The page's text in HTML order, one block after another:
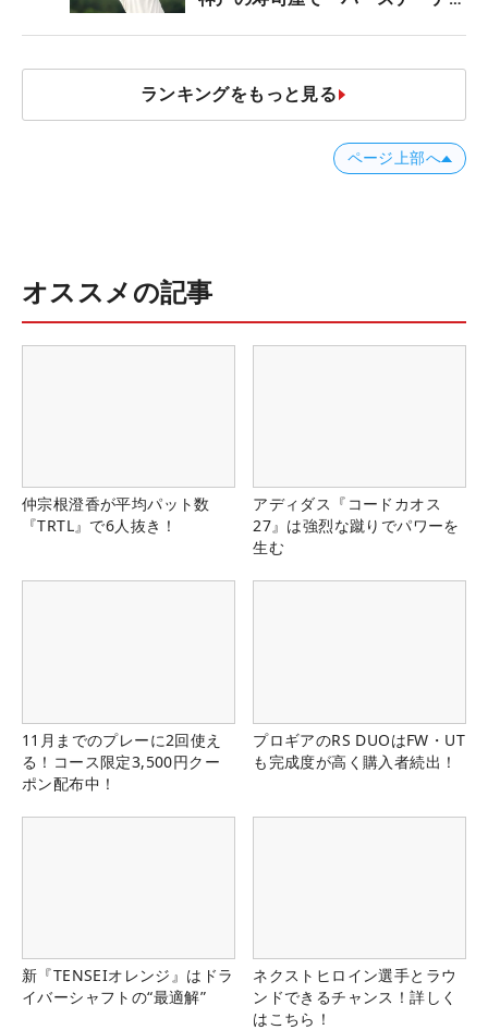
ランキングをもっと見る
ページ上部へ
オススメの記事
仲宗根澄香が平均パット数
『TRTL』で6人抜き！
アディダス『コードカオス
27』は強烈な蹴りでパワーを
生む
11月までのプレーに2回使え
る！コース限定3,500円クー
ポン配布中！
プロギアのRS DUOはFW・UT
も完成度が高く購入者続出！
新『TENSEIオレンジ』はドラ
イバーシャフトの“最適解”
ネクストヒロイン選手とラウ
ンドできるチャンス！詳しく
はこちら！